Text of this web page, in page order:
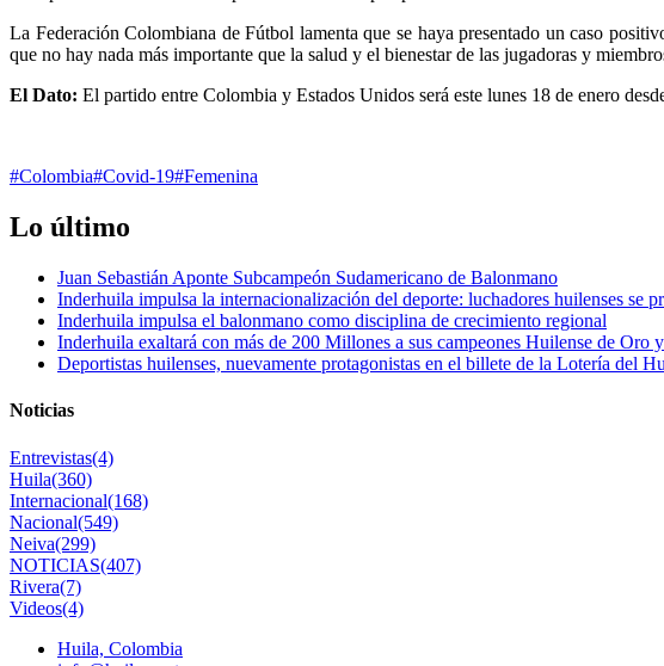
La Federación Colombiana de Fútbol lamenta que se haya presentado un caso
que no hay nada más importante que la salud y el bienestar de las jugadoras y
El Dato: El partido entre Colombia y Estados Unidos será este lunes 18 de enero
#Colombia#Covid-19#Femenina
Lo último
Juan Sebastián Aponte Subcampeón Sudamericano de Balonmano
Inderhuila impulsa la internacionalización del deporte: luchadores huilenses se
Inderhuila impulsa el balonmano como disciplina de crecimiento regional
Inderhuila exaltará con más de 200 Millones a sus campeones Huilense de Oro
Deportistas huilenses, nuevamente protagonistas en el billete de la Lotería del
Noticias
Entrevistas(4)
Huila(360)
Internacional(168)
Nacional(549)
Neiva(299)
NOTICIAS(407)
Rivera(7)
Videos(4)
Huila, Colombia